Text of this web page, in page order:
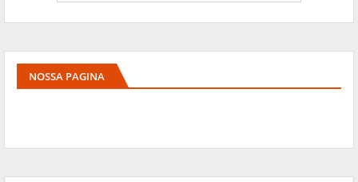
NOSSA PAGINA